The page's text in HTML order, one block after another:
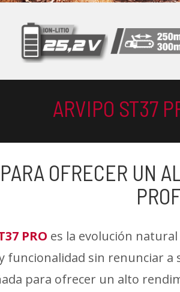
ARVIPO ST37
OFRECER UN
PRO es la evolución
funcionalidad sin renunciar a
para ofrecer un alto